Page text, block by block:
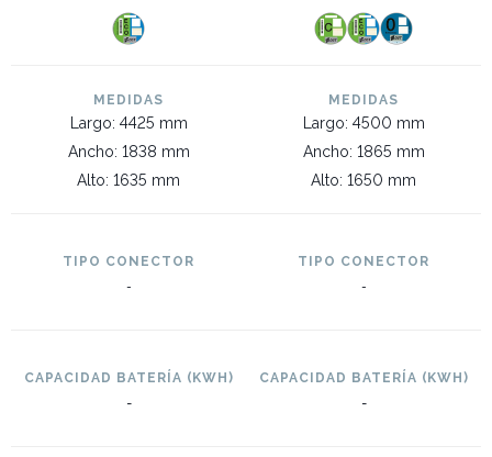
MEDIDAS
Largo: 4425 mm
Ancho: 1838 mm
Alto: 1635 mm
TIPO CONECTOR
-
CAPACIDAD BATERÍA (KWH)
-
MEDIDAS
Largo: 4500 mm
Ancho: 1865 mm
Alto: 1650 mm
TIPO CONECTOR
-
CAPACIDAD BATERÍA (KWH)
-